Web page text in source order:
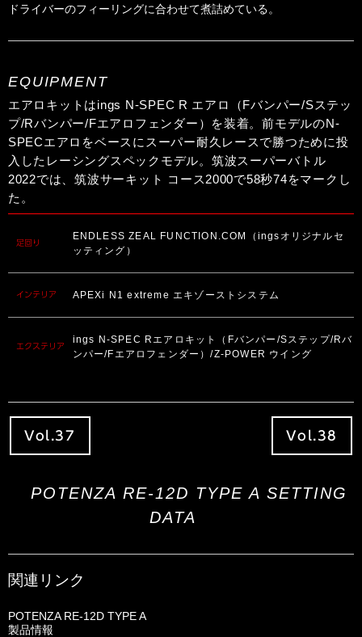
ドライバーのフィーリングに合わせて煮詰めている。
EQUIPMENT
エアロキットはings N-SPEC R エアロ（Fバンパー/Sステッ
プ/Rバンパー/Fエアロフェンダー）を装着。前モデルのN-
SPECエアロをベースにスーパー耐久レースで勝つために投
入したレーシングスペックモデル。筑波スーパーバトル
2022では、筑波サーキット コース2000で58秒74をマークし
た。
足回り
ENDLESS ZEAL FUNCTION.COM（ingsオリジナルセ
ッティング）
インテリア APEXi N1 extreme エキゾーストシステム
エクステリア
ings N-SPEC Rエアロキット（Fバンパー/Sステップ/Rバ
ンパー/Fエアロフェンダー）/Z-POWER ウイング
Vol.37 Vol.38
POTENZA RE-12D TYPE A SETTING
DATA
関連リンク
POTENZA RE-12D TYPE A
製品情報